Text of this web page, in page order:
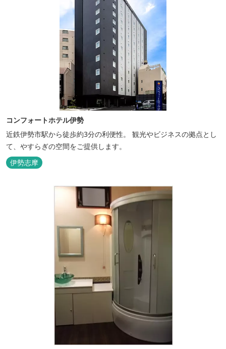
コンフォートホテル伊勢
近鉄伊勢市駅から徒歩約3分の利便性。 観光やビジネスの拠点とし
て、やすらぎの空間をご提供します。
伊勢志摩